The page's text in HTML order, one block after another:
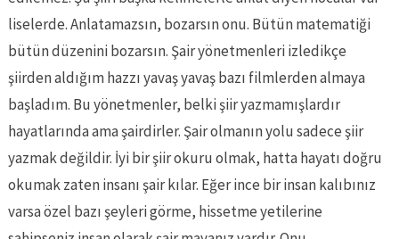
liselerde. Anlatamazsın, bozarsın onu. Bütün matematiği
bütün düzenini bozarsın. Şair yönetmenleri izledikçe
şiirden aldığım hazzı yavaş yavaş bazı filmlerden almaya
başladım. Bu yönetmenler, belki şiir yazmamışlardır
hayatlarında ama şairdirler. Şair olmanın yolu sadece şiir
yazmak değildir. İyi bir şiir okuru olmak, hatta hayatı doğru
okumak zaten insanı şair kılar. Eğer ince bir insan kalıbınız
varsa özel bazı şeyleri görme, hissetme yetilerine